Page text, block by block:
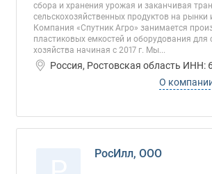
сбора и хранения урожая и заканчивая
сельскохозяйственных продуктов на рынки
Компания «Спутник Агро» занимается
пластиковых емкостей и оборудования для
хозяйства начиная с 2017 г. Мы...
Россия, Ростовская область ИНН:
О
РосИлл, ООО